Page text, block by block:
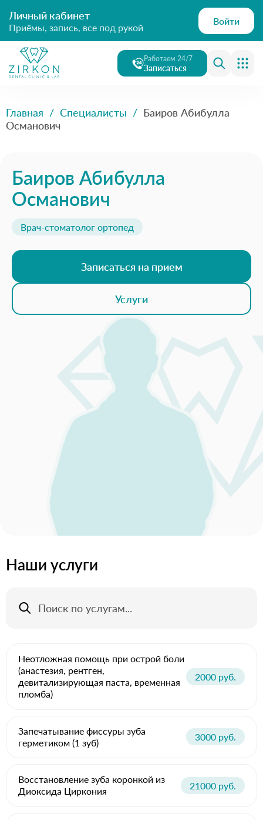
Личный кабинет
Приёмы, запись, все под рукой
Войти
Работаем 24/7
Записаться
Главная / Специалисты / Баиров Абибулла
Османович
Баиров Абибулла
Османович
Врач-стоматолог ортопед
Записаться на прием
Услуги
Наши услуги
Неотложная помощь при острой боли
(анастезия, рентген,
девитализирующая паста, временная
пломба)
2000 руб.
Запечатывание фиссуры зуба
герметиком (1 зуб)
3000 руб.
Восстановление зуба коронкой из
Диоксида Циркония
21000 руб.